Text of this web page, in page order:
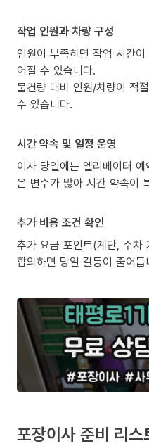
작업 인원과 차량 구성
인원이 부족하면 작업 시간
어질 수 있습니다.
물건량 대비 인원/차량이 적
수 있습니다.
시간 약속 및 일정 운영
이사 당일에는 엘리베이터
은 변수가 많아 시간 약속이
추가 비용 조건 확인
추가 요금 포인트(계단, 주차
합의하면 당일 갈등이 줄어듭
포장이사 준비 리스